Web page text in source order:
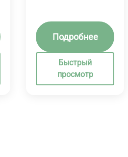
Подробнее
Быстрый
просмотр